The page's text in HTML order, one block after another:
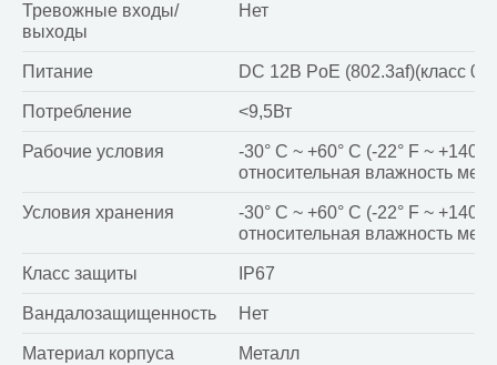
Тревожные входы/
выходы
Нет
Питание DC 12В PoE (802.3af)(класс 0)
Потребление <9,5Вт
Рабочие условия
-30° C ~ +60° C (-22° F ~ +140°
относительная влажность
Условия хранения
-30° C ~ +60° C (-22° F ~ +140°
относительная влажность
Класс защиты IP67
Вандалозащищенность Нет
Материал корпуса Металл